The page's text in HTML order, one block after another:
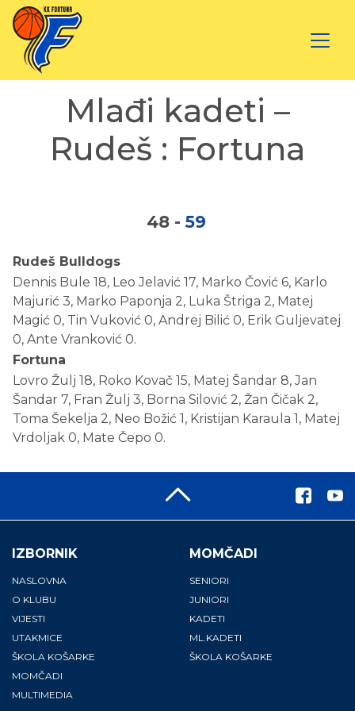
Mlađi kadeti –
Rudeš : Fortuna
48 - 59
Rudeš Bulldogs
Dennis Bule 18, Leo Jelavić 17, Marko Čović 6, Karlo
Majurić 3, Marko Paponja 2, Luka Štriga 2, Matej
Magić 0, Tin Vuković 0, Andrej Bilić 0, Erik Guljevatej
0, Ante Vranković 0.
Fortuna
Lovro Žulj 18, Roko Kovač 15, Matej Šandar 8, Jan
Šandar 7, Fran Žulj 3, Borna Silović 2, Žan Čičak 2,
Toma Šekelja 2, Neo Božić 1, Kristijan Karaula 1, Matej
Vrdoljak 0, Mate Čepo 0.
IZBORNIK
NASLOVNA
O KLUBU
VIJESTI
UTAKMICE
ŠKOLA KOŠARKE
MOMČADI
MULTIMEDIA
MOMČADI
SENIORI
JUNIORI
KADETI
ML.KADETI
ŠKOLA KOŠARKE